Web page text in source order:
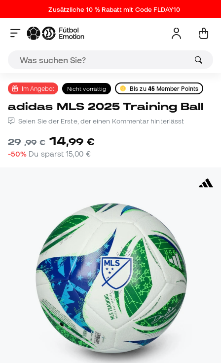
Zusätzliche 10 % Rabatt mit Code FLDAY10
Im Angebot Nicht vorrättig Bis zu 45Member Points
adidas MLS 2025 Training Ball
Seien Sie der Erste, der einen Kommentar hinterlässt
29,99 € 14,99 €
-50% Du sparst15,00 €